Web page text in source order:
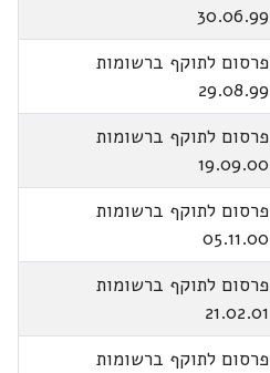
30.06.99
פרסום לתוקף ברשומות
29.08.99
פרסום לתוקף ברשומות
19.09.00
פרסום לתוקף ברשומות
05.11.00
פרסום לתוקף ברשומות
21.02.01
פרסום לתוקף ברשומות